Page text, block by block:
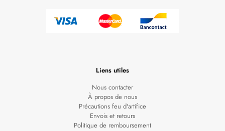
Liens utiles
Nous contacter
À propos de nous
Précautions feu d'artifice
Envois et retours
Politique de remboursement